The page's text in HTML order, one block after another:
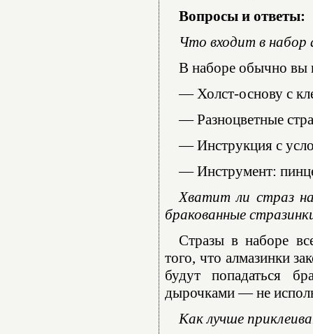
Вопросы и ответы:
Что входит в набор
В наборе обычно вы
— Холст-основу с
— Разноцветные
— Инструкция с
— Инструмент:
Хватит ли страз
бракованные
Стразы в наборе
того, что алмазинки
будут попадаться
дырочками — не
Как лучше